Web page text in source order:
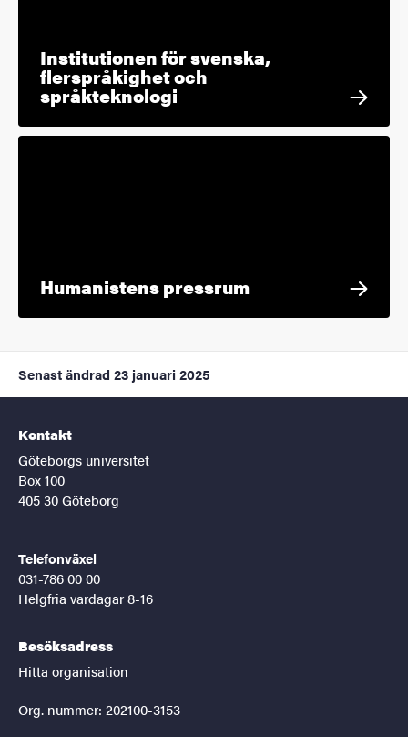
Institutionen för svenska,
flerspråkighet och
språkteknologi
Humanistens pressrum
Senast ändrad 23 januari 2025
Kontakt
Göteborgs universitet
Box 100
405 30 Göteborg
Telefonväxel
031-786 00 00
Helgfria vardagar 8-16
Besöksadress
Hitta organisation
Org. nummer: 202100-3153